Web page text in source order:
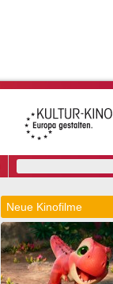
Neue Kinofilme